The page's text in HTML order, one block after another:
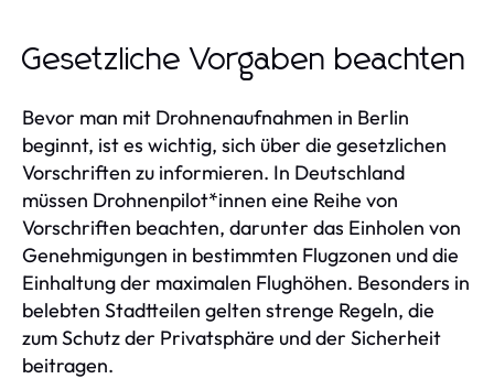
Gesetzliche Vorgaben beachten
Bevor man mit Drohnenaufnahmen in Berlin
beginnt, ist es wichtig, sich über die gesetzlichen
Vorschriften zu informieren. In Deutschland
müssen Drohnenpilot*innen eine Reihe von
Vorschriften beachten, darunter das Einholen von
Genehmigungen in bestimmten Flugzonen und die
Einhaltung der maximalen Flughöhen. Besonders in
belebten Stadtteilen gelten strenge Regeln, die
zum Schutz der Privatsphäre und der Sicherheit
beitragen.